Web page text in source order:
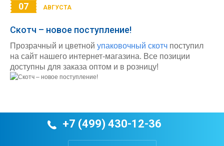
07 АВГУСТА
Скотч – новое поступление!
Прозрачный и цветной упаковочный скотч поступил
на сайт нашего интернет-магазина. Все позиции
доступны для заказа оптом и в розницу!
+7 (499) 430-12-36